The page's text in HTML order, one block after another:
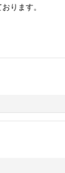
ります。